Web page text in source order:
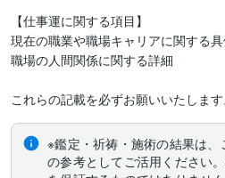
【仕事運に関する項目】
現在の職業や職場キャリアに関する
職場の人間関係に関する詳細
これらの記載を必ずお願いいたします
※鑑定・祈祷・施術の結果は
の参考としてご活用ください